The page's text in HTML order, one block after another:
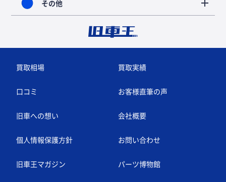
その他
買取相場 買取実績
口コミ お客様直筆の声
旧車への想い 会社概要
個人情報保護方針 お問い合わせ
旧車王マガジン パーツ博物館